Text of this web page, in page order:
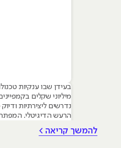
בעידן שבו ענקיות
מיליוני שקלים
נדרשים ליצירתיות
הרעש הדיגיטלי.
עקרונות של שיווק
להמשך קריאה >